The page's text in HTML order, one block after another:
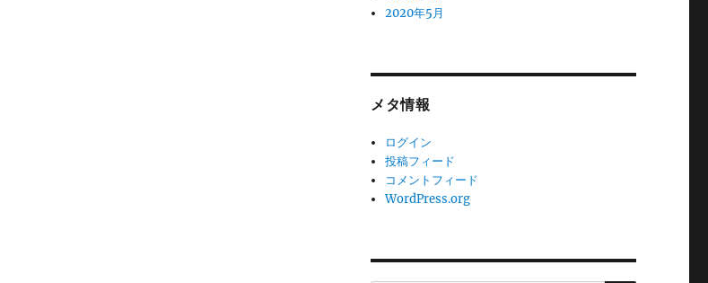
2020年5月
メタ情報
ログイン
投稿フィード
コメントフィード
WordPress.org